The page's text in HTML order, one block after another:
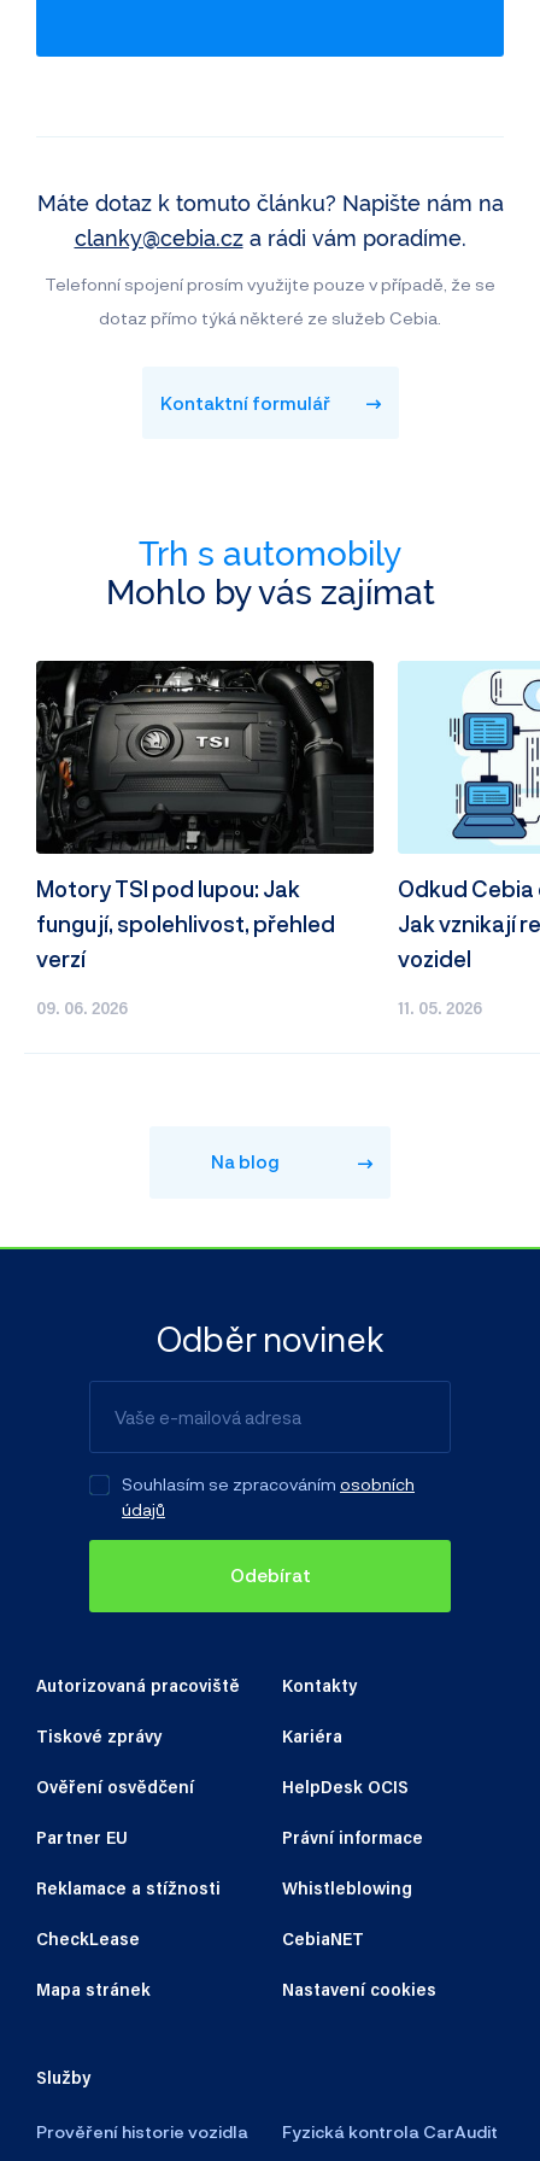
Máte dotaz k tomuto článku? Napište nám na
clanky@cebia.cza rádi vám poradíme.
Telefonní spojení prosím využijte pouze v případě, že se
dotaz přímo týká některé ze služeb Cebia.
Kontaktní formulář
Trh s automobily
Mohlo by vás zajímat
09. 06. 2026
Motory TSI pod lupou: Jak
fungují, spolehlivost, přehled
verzí
11. 05. 2026
Odkud
Jak vznikají
vozidel
Na blog
Autorizovaná pracoviště Kontakty
Tiskové zprávy Kariéra
Ověření osvědčení HelpDesk OCIS
Partner EU Právní informace
Reklamace a stížnosti Whistleblowing
CheckLease CebiaNET
Mapa stránek Nastavení cookies
Služby
Prověření historie vozidla Fyzická kontrola CarAudit
Odběr novinek
Souhlasím se zpracováním osobních
údajů
Odebírat